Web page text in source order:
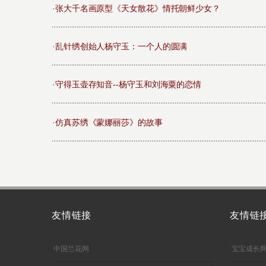
·张大千名画原型《天女散花》情托朝鲜少女？
·乱针绣创始人杨守玉：一个人的圆满
·守得玉壶存知音--杨守玉和刘海粟的恋情
·仿真苏绣《蒙娜丽莎》的故事
友情链接
中国兰花网
友情链
宝宝成长网